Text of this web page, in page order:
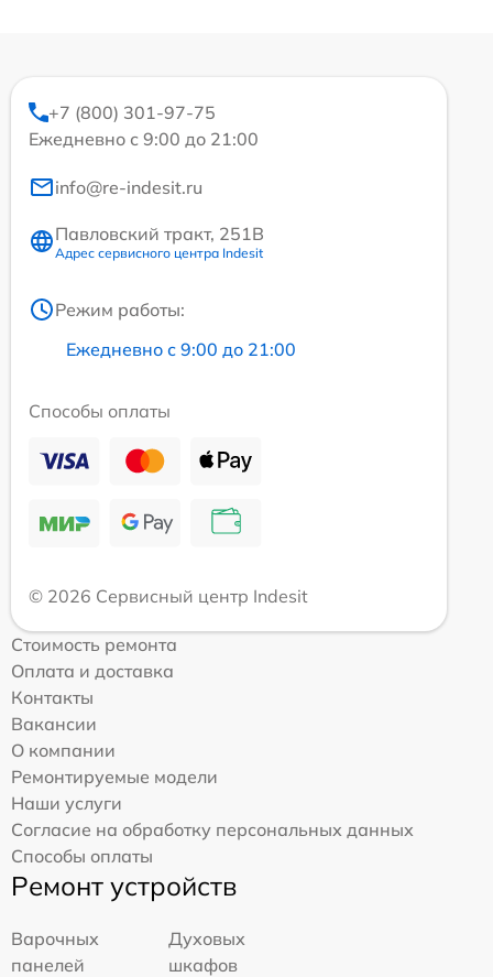
+7 (800) 301-97-75
Ежедневно с 9:00 до 21:00
info@re-indesit.ru
Павловский тракт, 251В
Адрес сервисного центра Indesit
Режим работы:
Ежедневно с 9:00 до 21:00
Способы оплаты
© 2026 Сервисный центр Indesit
Стоимость ремонта
Оплата и доставка
Контакты
Вакансии
О компании
Ремонтируемые модели
Наши услуги
Согласие на обработку персональных данных
Способы оплаты
Ремонт устройств
Варочных
панелей
Духовых
шкафов